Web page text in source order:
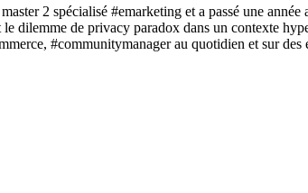
2 spécialisé #emarketing et a passé une
dilemme de privacy paradox dans un contexte
#communitymanager au quotidien et sur des